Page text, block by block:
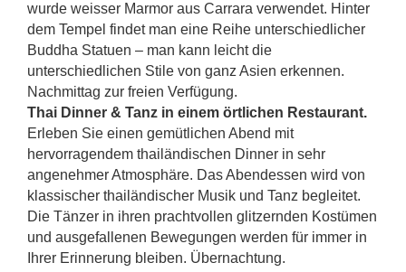
wurde weisser Marmor aus Carrara verwendet. Hinter
dem Tempel findet man eine Reihe unterschiedlicher
Buddha Statuen – man kann leicht die
unterschiedlichen Stile von ganz Asien erkennen.
Nachmittag zur freien Verfügung.
Thai Dinner & Tanz in einem örtlichen Restaurant.
Erleben Sie einen gemütlichen Abend mit
hervorragendem thailändischen Dinner in sehr
angenehmer Atmosphäre. Das Abendessen wird von
klassischer thailändischer Musik und Tanz begleitet.
Die Tänzer in ihren prachtvollen glitzernden Kostümen
und ausgefallenen Bewegungen werden für immer in
Ihrer Erinnerung bleiben. Übernachtung.